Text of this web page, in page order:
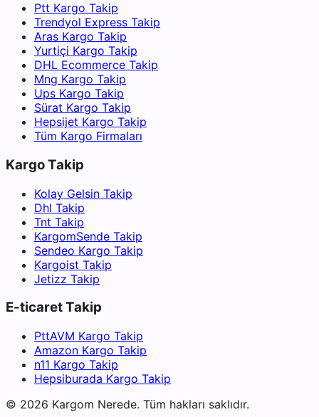
Ptt Kargo Takip
Trendyol Express Takip
Aras Kargo Takip
Yurtiçi Kargo Takip
DHL Ecommerce Takip
Mng Kargo Takip
Ups Kargo Takip
Sürat Kargo Takip
Hepsijet Kargo Takip
Tüm Kargo Firmaları
Kargo Takip
Kolay Gelsin Takip
Dhl Takip
Tnt Takip
KargomSende Takip
Sendeo Kargo Takip
Kargoist Takip
Jetizz Takip
E-ticaret Takip
PttAVM Kargo Takip
Amazon Kargo Takip
n11 Kargo Takip
Hepsiburada Kargo Takip
© 2026 Kargom Nerede. Tüm hakları saklıdır.